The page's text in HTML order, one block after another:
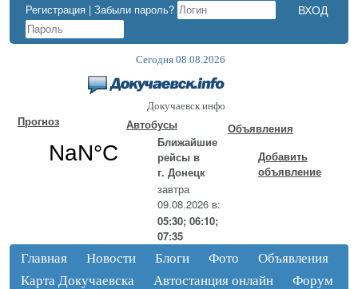
Регистрация | Забыли пароль?
Сегодня 08.08.2026
Докучаевск.инфо
Прогноз
Автобусы
Ближайшие
рейсы в
г. Донецк
завтра
09.08.2026 в:
05:30; 06:10;
07:35
Объявления
Добавить
объявление
Главная Новости Блоги Фото
Объявления
Карта Докучаевска
Автостанция онлайн Форум